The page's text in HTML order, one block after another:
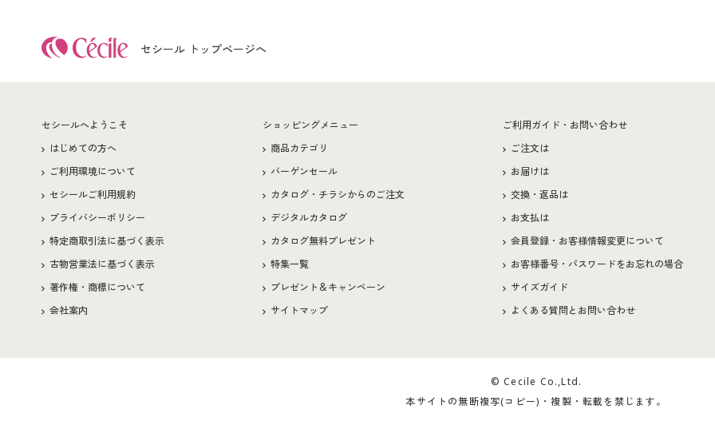
セシール トップページへ
セシールへようこそ
はじめての方へ
ご利用環境について
セシールご利用規約
プライバシーポリシー
特定商取引法に基づく表示
古物営業法に基づく表示
著作権・商標について
会社案内
ショッピングメニュー
商品カテゴリ
バーゲンセール
カタログ・チラシからのご注文
デジタルカタログ
カタログ無料プレゼント
特集一覧
プレゼント＆キャンペーン
サイトマップ
ご利用ガイド・お問い合わせ
ご注文は
お届けは
交換・返品は
お支払は
会員登録・お客様情報変更について
お客様番号・パスワードをお忘れの場合
サイズガイド
よくある質問とお問い合わせ
© Cecile Co.,Ltd.
本サイトの無断複写(コピー)・複製・転載を禁じます。